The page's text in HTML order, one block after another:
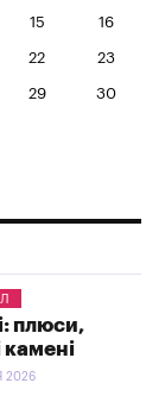
15 16
22 23
29 30
плюси,
камені
2026